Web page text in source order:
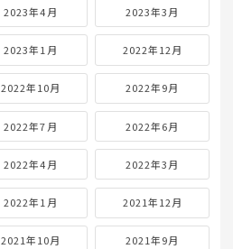
2023年4月 2023年3月
2023年1月 2022年12月
2022年10月 2022年9月
2022年7月 2022年6月
2022年4月 2022年3月
2022年1月 2021年12月
2021年10月 2021年9月